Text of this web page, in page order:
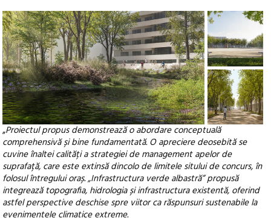
+7
„Proiectul propus demonstrează o abordare conceptuală
comprehensivă și bine fundamentată. O apreciere deosebită se
cuvine înaltei calități a strategiei de management apelor de
suprafață, care este extinsă dincolo de limitele sitului de concurs, în
folosul întregului oraș. „Infrastructura verde albastră” propusă
integrează topografia, hidrologia și infrastructura existentă, oferind
astfel perspective deschise spre viitor ca răspunsuri sustenabile la